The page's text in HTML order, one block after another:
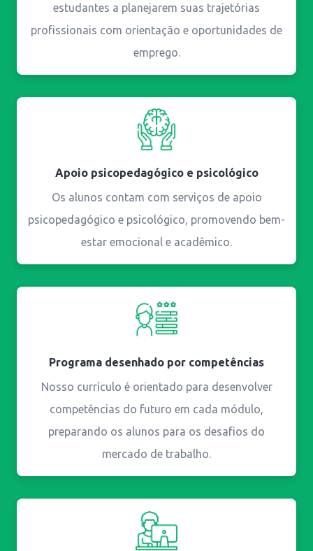
estudantes a planejarem suas trajetórias
profissionais com orientação e oportunidades de
emprego.
Apoio psicopedagógico e psicológico
Os alunos contam com serviços de apoio
psicopedagógico e psicológico, promovendo bem-
estar emocional e acadêmico.
Programa desenhado por competências
Nosso currículo é orientado para desenvolver
competências do futuro em cada módulo,
preparando os alunos para os desafios do
mercado de trabalho.